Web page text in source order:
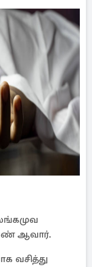
ஆவார்.
வசித்து